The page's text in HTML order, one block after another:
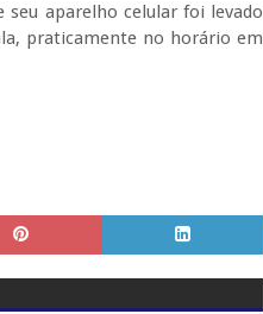
aparelho celular foi levado
praticamente no horário em